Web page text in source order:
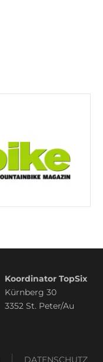
Koordinator TopSix
Kürnberg 30
3352 St. Peter/Au
DATENSCHUTZ